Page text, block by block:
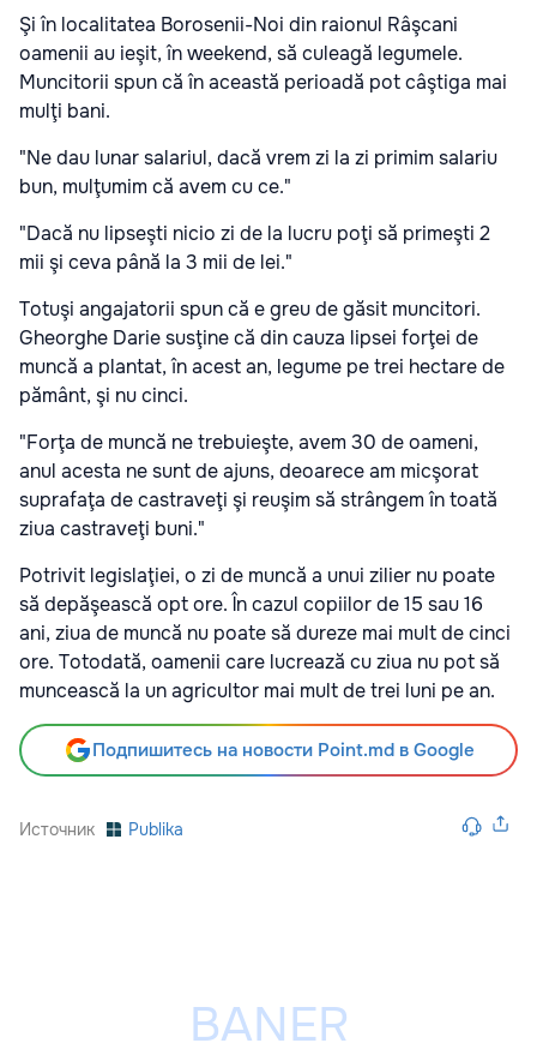
Şi în localitatea Borosenii-Noi din raionul Râşcani
oamenii au ieşit, în weekend, să culeagă legumele.
Muncitorii spun că în această perioadă pot câştiga mai
mulţi bani.
"Ne dau lunar salariul, dacă vrem zi la zi primim salariu
bun, mulţumim că avem cu ce."
"Dacă nu lipseşti nicio zi de la lucru poţi să primeşti 2
mii şi ceva până la 3 mii de lei."
Totuşi angajatorii spun că e greu de găsit muncitori.
Gheorghe Darie susţine că din cauza lipsei forţei de
muncă a plantat, în acest an, legume pe trei hectare de
pământ, şi nu cinci.
"Forţa de muncă ne trebuieşte, avem 30 de oameni,
anul acesta ne sunt de ajuns, deoarece am micşorat
suprafaţa de castraveţi şi reuşim să strângem în toată
ziua castraveţi buni."
Potrivit legislaţiei, o zi de muncă a unui zilier nu poate
să depăşească opt ore. În cazul copiilor de 15 sau 16
ani, ziua de muncă nu poate să dureze mai mult de cinci
ore. Totodată, oamenii care lucrează cu ziua nu pot să
muncească la un agricultor mai mult de trei luni pe an.
Подпишитесь на новости Point.md в Google
Источник Publika